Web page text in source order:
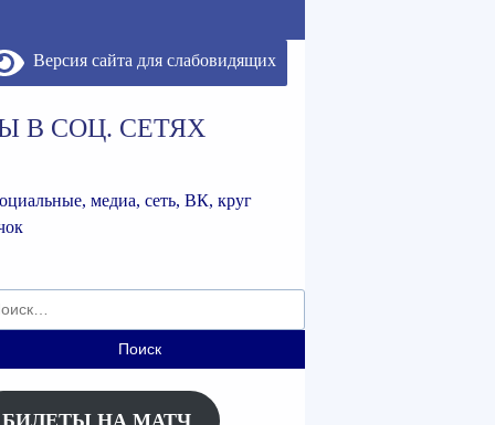
Версия сайта для слабовидящих
В СОЦ. СЕТЯХ
БИЛЕТЫ НА МАТЧ